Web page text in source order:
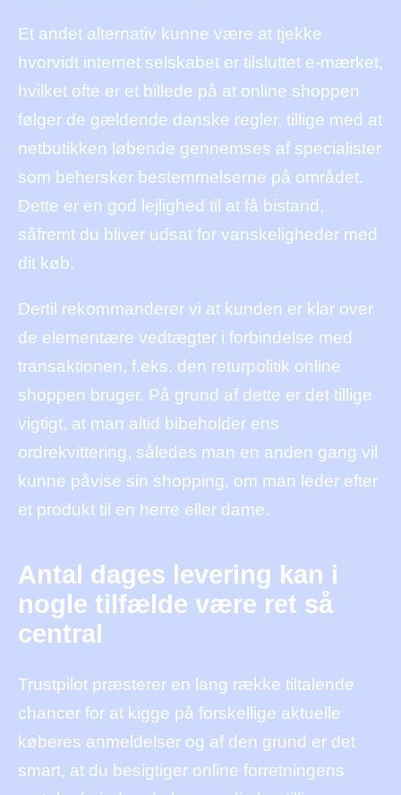
Et andet alternativ kunne være at tjekke
hvorvidt internet selskabet er tilsluttet e-mærket,
hvilket ofte er et billede på at online shoppen
følger de gældende danske regler, tillige med at
netbutikken løbende gennemses af specialister
som behersker bestemmelserne på området.
Dette er en god lejlighed til at få bistand,
såfremt du bliver udsat for vanskeligheder med
dit køb.
Dertil rekommanderer vi at kunden er klar over
de elementære vedtægter i forbindelse med
transaktionen, f.eks. den returpolitik online
shoppen bruger. På grund af dette er det tillige
vigtigt, at man altid bibeholder ens
ordrekvittering, således man en anden gang vil
kunne påvise sin shopping, om man leder efter
et produkt til en herre eller dame.
Antal dages levering kan i
nogle tilfælde være ret så
central
Trustpilot præsterer en lang række tiltalende
chancer for at kigge på forskellige aktuelle
køberes anmeldelser og af den grund er det
smart, at du besigtiger online forretningens